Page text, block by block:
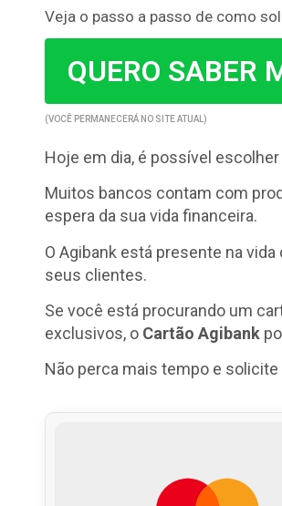
Veja o passo a passo de como
QUERO SABER
(VOCÊ PERMANECERÁ NO SITE ATUAL)
Hoje em dia, é possível
Muitos bancos contam com
espera da sua vida financeira.
O Agibank está presente na
seus clientes.
Se você está procurando um
exclusivos, o Cartão Agibank
Não perca mais tempo e solicite